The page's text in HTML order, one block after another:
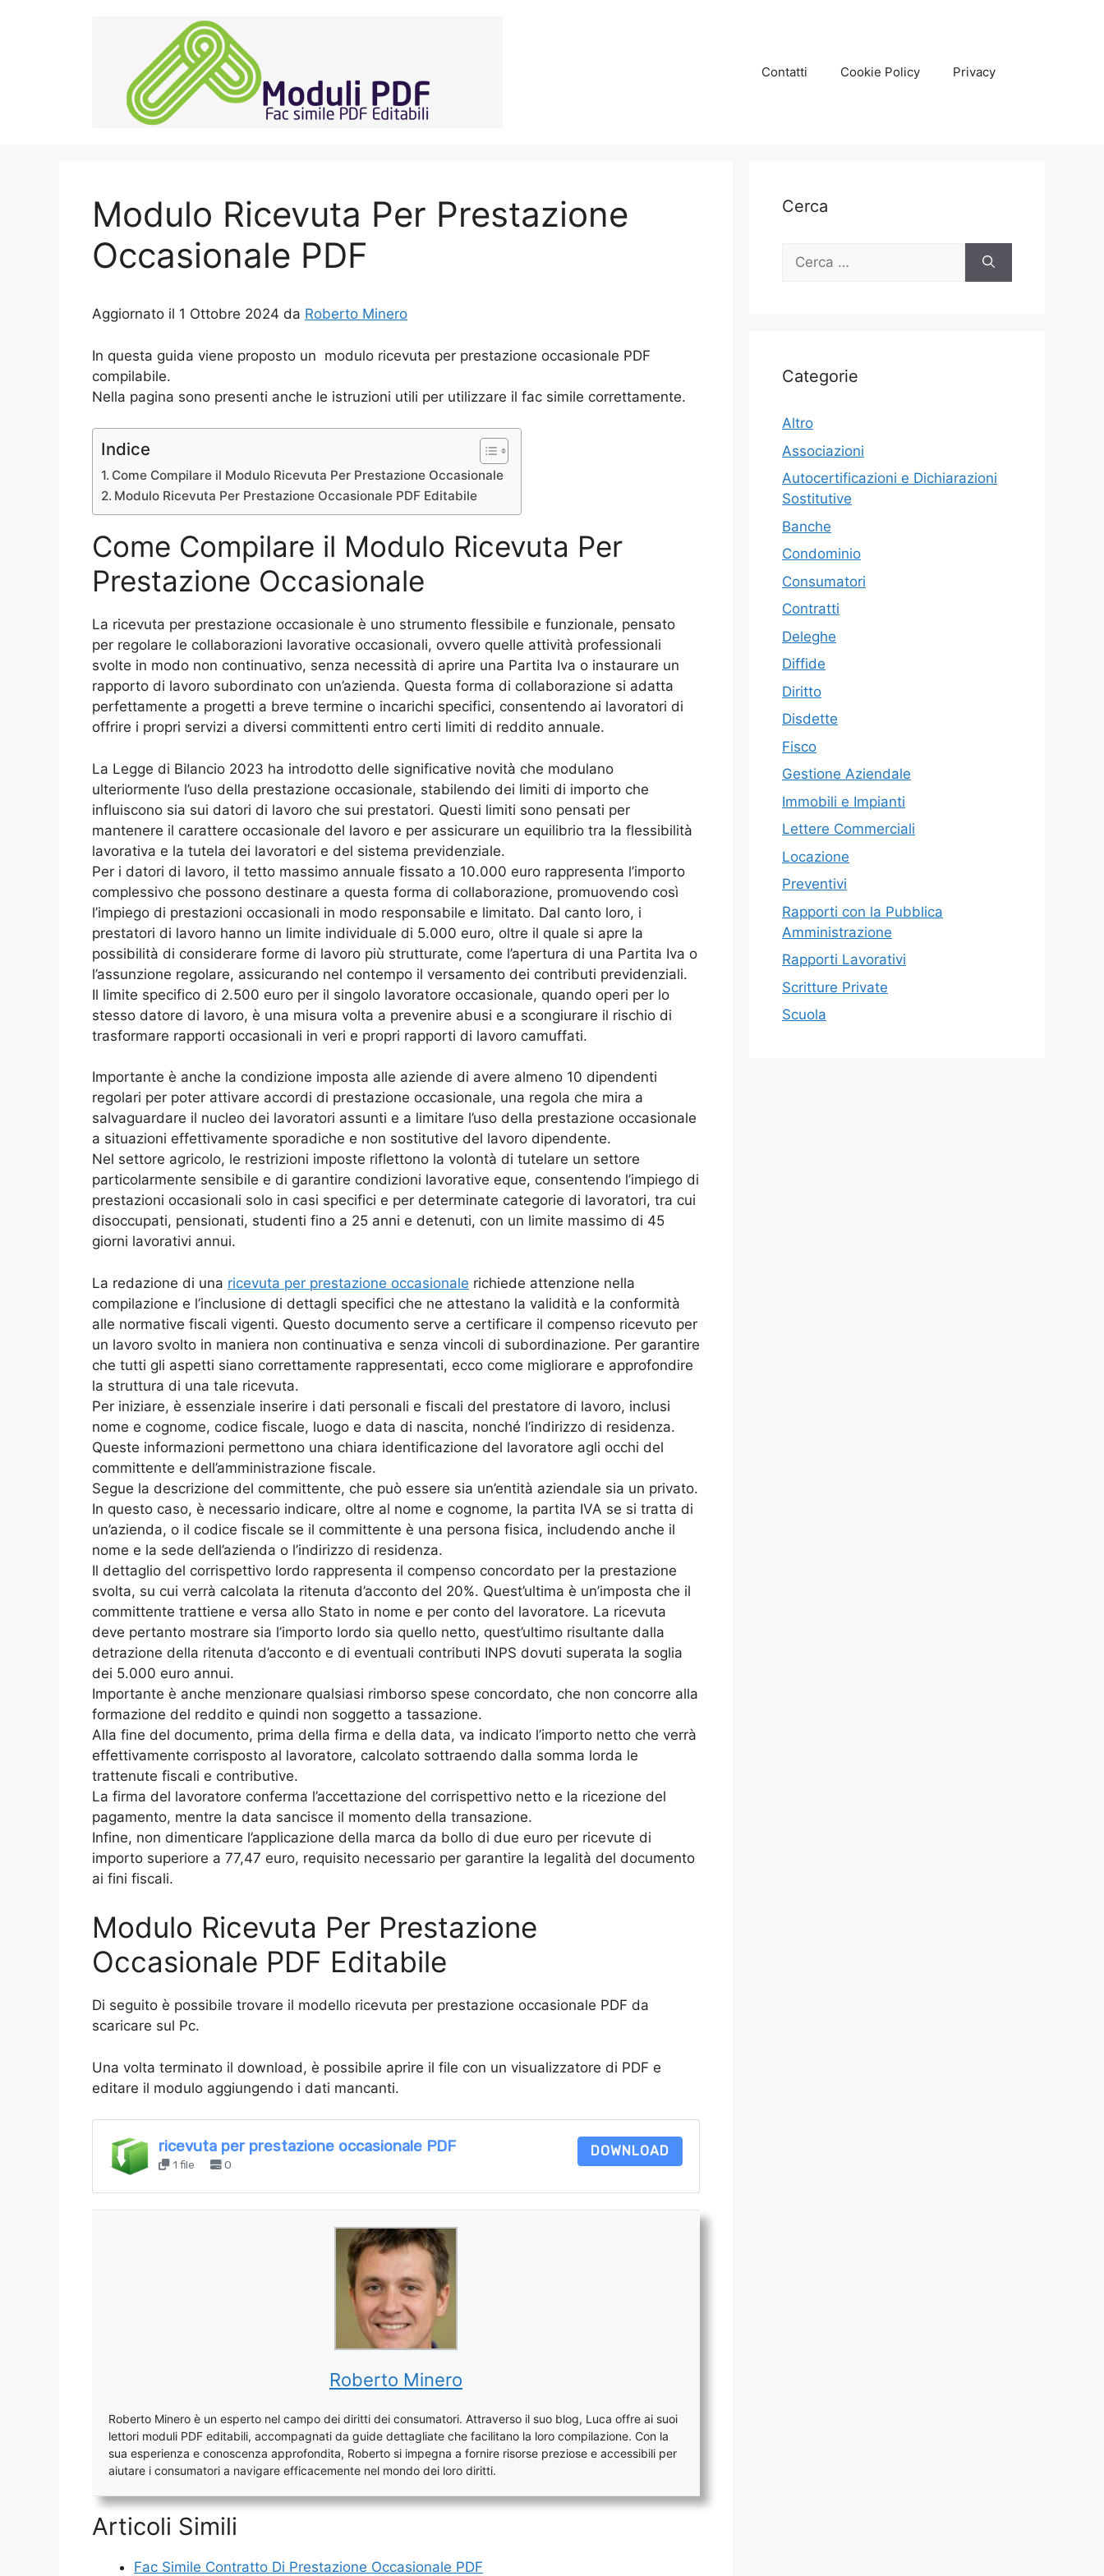
Contatti Cookie Policy Privacy
Modulo Ricevuta Per Prestazione
Occasionale PDF
Aggiornato il 1 Ottobre 2024 da Roberto Minero
In questa guida viene proposto un modulo ricevuta per prestazione occasionale PDF
compilabile.
Nella pagina sono presenti anche le istruzioni utili per utilizzare il fac simile correttamente.
Indice
Come Compilare il Modulo Ricevuta Per Prestazione Occasionale
Modulo Ricevuta Per Prestazione Occasionale PDF Editabile
Come Compilare il Modulo Ricevuta Per
Prestazione Occasionale
La ricevuta per prestazione occasionale è uno strumento flessibile e funzionale, pensato
per regolare le collaborazioni lavorative occasionali, ovvero quelle attività professionali
svolte in modo non continuativo, senza necessità di aprire una Partita Iva o instaurare un
rapporto di lavoro subordinato con un’azienda. Questa forma di collaborazione si adatta
perfettamente a progetti a breve termine o incarichi specifici, consentendo ai lavoratori di
offrire i propri servizi a diversi committenti entro certi limiti di reddito annuale.
La Legge di Bilancio 2023 ha introdotto delle significative novità che modulano
ulteriormente l’uso della prestazione occasionale, stabilendo dei limiti di importo che
influiscono sia sui datori di lavoro che sui prestatori. Questi limiti sono pensati per
mantenere il carattere occasionale del lavoro e per assicurare un equilibrio tra la flessibilità
lavorativa e la tutela dei lavoratori e del sistema previdenziale.
Per i datori di lavoro, il tetto massimo annuale fissato a 10.000 euro rappresenta l’importo
complessivo che possono destinare a questa forma di collaborazione, promuovendo così
l’impiego di prestazioni occasionali in modo responsabile e limitato. Dal canto loro, i
prestatori di lavoro hanno un limite individuale di 5.000 euro, oltre il quale si apre la
possibilità di considerare forme di lavoro più strutturate, come l’apertura di una Partita Iva o
l’assunzione regolare, assicurando nel contempo il versamento dei contributi previdenziali.
Il limite specifico di 2.500 euro per il singolo lavoratore occasionale, quando operi per lo
stesso datore di lavoro, è una misura volta a prevenire abusi e a scongiurare il rischio di
trasformare rapporti occasionali in veri e propri rapporti di lavoro camuffati.
Importante è anche la condizione imposta alle aziende di avere almeno 10 dipendenti
regolari per poter attivare accordi di prestazione occasionale, una regola che mira a
salvaguardare il nucleo dei lavoratori assunti e a limitare l’uso della prestazione occasionale
a situazioni effettivamente sporadiche e non sostitutive del lavoro dipendente.
Nel settore agricolo, le restrizioni imposte riflettono la volontà di tutelare un settore
particolarmente sensibile e di garantire condizioni lavorative eque, consentendo l’impiego di
prestazioni occasionali solo in casi specifici e per determinate categorie di lavoratori, tra cui
disoccupati, pensionati, studenti fino a 25 anni e detenuti, con un limite massimo di 45
giorni lavorativi annui.
La redazione di una ricevuta per prestazione occasionale richiede attenzione nella
compilazione e l’inclusione di dettagli specifici che ne attestano la validità e la conformità
alle normative fiscali vigenti. Questo documento serve a certificare il compenso ricevuto per
un lavoro svolto in maniera non continuativa e senza vincoli di subordinazione. Per garantire
che tutti gli aspetti siano correttamente rappresentati, ecco come migliorare e approfondire
la struttura di una tale ricevuta.
Per iniziare, è essenziale inserire i dati personali e fiscali del prestatore di lavoro, inclusi
nome e cognome, codice fiscale, luogo e data di nascita, nonché l’indirizzo di residenza.
Queste informazioni permettono una chiara identificazione del lavoratore agli occhi del
committente e dell’amministrazione fiscale.
Segue la descrizione del committente, che può essere sia un’entità aziendale sia un privato.
In questo caso, è necessario indicare, oltre al nome e cognome, la partita IVA se si tratta di
un’azienda, o il codice fiscale se il committente è una persona fisica, includendo anche il
nome e la sede dell’azienda o l’indirizzo di residenza.
Il dettaglio del corrispettivo lordo rappresenta il compenso concordato per la prestazione
svolta, su cui verrà calcolata la ritenuta d’acconto del 20%. Quest’ultima è un’imposta che il
committente trattiene e versa allo Stato in nome e per conto del lavoratore. La ricevuta
deve pertanto mostrare sia l’importo lordo sia quello netto, quest’ultimo risultante dalla
detrazione della ritenuta d’acconto e di eventuali contributi INPS dovuti superata la soglia
dei 5.000 euro annui.
Importante è anche menzionare qualsiasi rimborso spese concordato, che non concorre alla
formazione del reddito e quindi non soggetto a tassazione.
Alla fine del documento, prima della firma e della data, va indicato l’importo netto che verrà
effettivamente corrisposto al lavoratore, calcolato sottraendo dalla somma lorda le
trattenute fiscali e contributive.
La firma del lavoratore conferma l’accettazione del corrispettivo netto e la ricezione del
pagamento, mentre la data sancisce il momento della transazione.
Infine, non dimenticare l’applicazione della marca da bollo di due euro per ricevute di
importo superiore a 77,47 euro, requisito necessario per garantire la legalità del documento
ai fini fiscali.
Modulo Ricevuta Per Prestazione
Occasionale PDF Editabile
Di seguito è possibile trovare il modello ricevuta per prestazione occasionale PDF da
scaricare sul Pc.
Una volta terminato il download, è possibile aprire il file con un visualizzatore di PDF e
editare il modulo aggiungendo i dati mancanti.
ricevuta per prestazione occasionale PDF
1 file 0
DOWNLOAD
Roberto Minero
Roberto Minero è un esperto nel campo dei diritti dei consumatori. Attraverso il suo blog, Luca offre ai suoi
lettori moduli PDF editabili, accompagnati da guide dettagliate che facilitano la loro compilazione. Con la
sua esperienza e conoscenza approfondita, Roberto si impegna a fornire risorse preziose e accessibili per
aiutare i consumatori a navigare efficacemente nel mondo dei loro diritti.
Articoli Simili
Fac Simile Contratto Di Prestazione Occasionale PDF
Cerca
Ricerca
Categorie
Altro
Associazioni
Autocertificazioni e Dichiarazioni
Sostitutive
Banche
Condominio
Consumatori
Contratti
Deleghe
Diffide
Diritto
Disdette
Fisco
Gestione Aziendale
Immobili e Impianti
Lettere Commerciali
Locazione
Preventivi
Rapporti con la Pubblica
Amministrazione
Rapporti Lavorativi
Scritture Private
Scuola